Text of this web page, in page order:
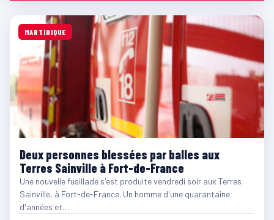
MARTINIQUE
Deux personnes blessées par balles aux
Terres Sainville à Fort-de-France
Une nouvelle fusillade s'est produite vendredi soir aux Terres
Sainville, à Fort-de-France. Un homme d'une quarantaine
d'années et…